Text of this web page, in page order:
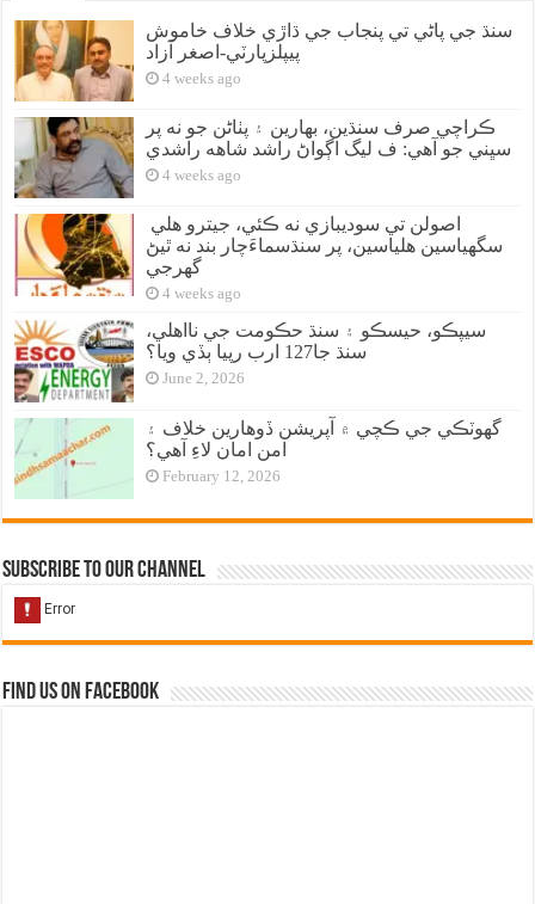
سنڌ جي پاڻي تي پنجاب جي ڌاڙي خلاف خاموش
پيپلزپارٽي-اصغر آزاد
4 weeks ago
ڪراچي صرف سنڌين، بهارين ۽ پٺاڻن جو نه پر
سڀني جو آهي: ف ليگ اڳواڻ راشد شاهه راشدي
4 weeks ago
سگهياسين هلياسين، پر سنڌسماءَچار بند نه ٿيڻ
گهرجي
4 weeks ago
سيپڪو، حيسڪو ۽ سنڌ حڪومت جي نااهلي،
سنڌ جا127 ارب رپيا ٻڏي ويا؟
June 2, 2026
گهوٽڪي جي ڪچي ۾ آپريشن ڏوهارين خلاف ۽
امن امان لاءِ آهي؟
February 12, 2026
Subscribe to our Channel
Find us on Facebook